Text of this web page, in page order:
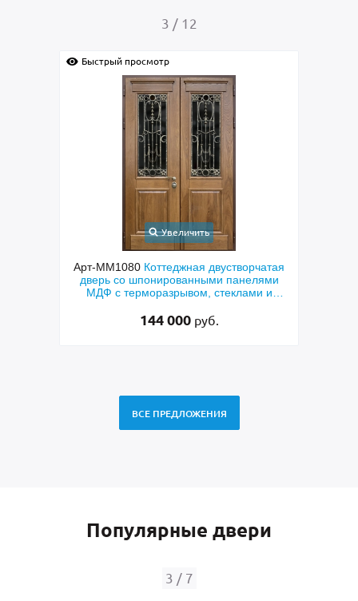
4 / 12
Быстрый просмотр
Увеличить
Арт-ММ578Входная утепленная дверь с
терморазрывом, белыми наличниками,
коричневыми плитами МДФ (окрас по
48 500руб.
ВСЕ ПРЕДЛОЖЕНИЯ
Популярные двери
4 / 7